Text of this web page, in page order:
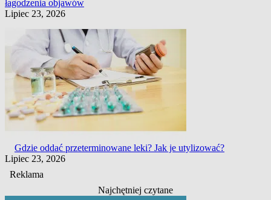
łagodzenia objawów
Lipiec 23, 2026
Gdzie oddać przeterminowane leki? Jak je utylizować?
Lipiec 23, 2026
Reklama
Najchętniej czytane